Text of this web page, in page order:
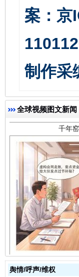
案：京
制作采
全球视频图文新闻
千年
揭开“小
舆情/呼声/维权